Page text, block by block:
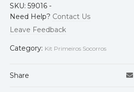
Dimensão
Cor
SKU: 59016 -
Need Help? Contact Us
Leave Feedback
Category: Kit Primeiros Socorros
Share